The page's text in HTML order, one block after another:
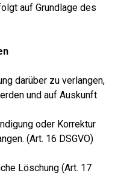
auf Grundlage des
darüber zu verlangen,
und auf Auskunft
oder Korrektur
(Art. 16 DSGVO)
Löschung (Art. 17